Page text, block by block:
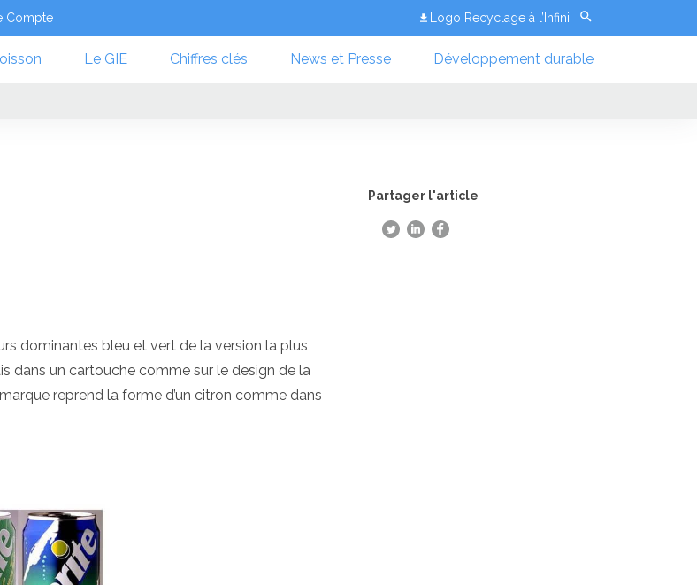
Compte Logo Recyclage à l’Infini
Le GIE Chiffres clés News et Presse Développement durable
dominantes bleu et vert de la version la plus
dans un cartouche comme sur le design de la
reprend la forme d’un citron comme dans
Partager l'article